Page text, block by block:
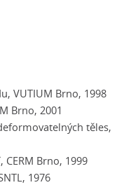
VUTIUM Brno, 1998
Brno, 2001
těles,
Brno, 1999
1976